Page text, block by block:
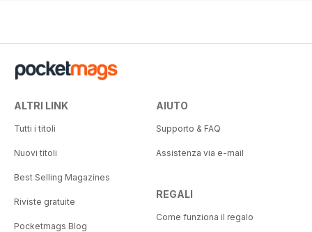
ALTRI LINK
Tutti i titoli
Nuovi titoli
Best Selling Magazines
Riviste gratuite
Pocketmags Blog
AIUTO
Supporto & FAQ
Assistenza via e-mail
REGALI
Come funziona il regalo